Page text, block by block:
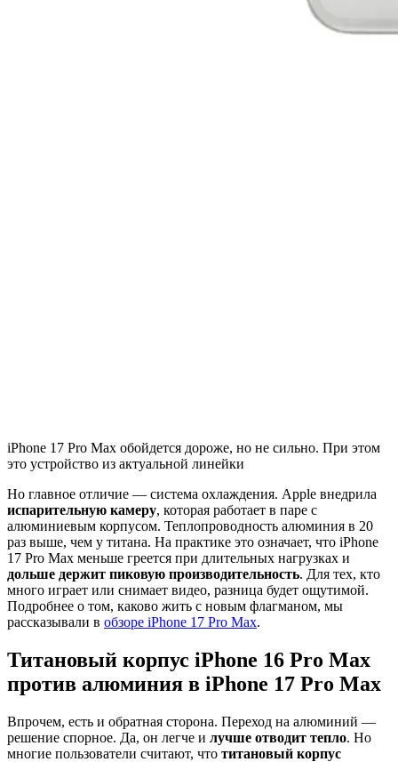
iPhone 17 Pro Max обойдется дороже, но не сильно. При этом
это устройство из актуальной линейки
Но главное отличие — система охлаждения. Apple внедрила
испарительную камеру, которая работает в паре с
алюминиевым корпусом. Теплопроводность алюминия в 20
раз выше, чем у титана. На практике это означает, что iPhone
17 Pro Max меньше греется при длительных нагрузках и
дольше держит пиковую производительность. Для тех, кто
много играет или снимает видео, разница будет ощутимой.
Подробнее о том, каково жить с новым флагманом, мы
рассказывали в обзоре iPhone 17 Pro Max.
Титановый корпус iPhone 16 Pro Max
против алюминия в iPhone 17 Pro Max
Впрочем, есть и обратная сторона. Переход на алюминий —
решение спорное. Да, он легче и лучше отводит тепло. Но
многие пользователи считают, что титановый корпус